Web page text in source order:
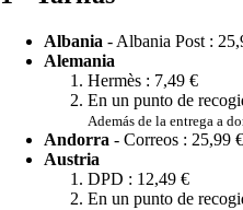
Albania - Albania Post :
Alemania
Hermès : 7,49 €
En un punto de
Además de la entrega a
Andorra - Correos : 25,99 €
Austria
DPD : 12,49 €
En un punto de